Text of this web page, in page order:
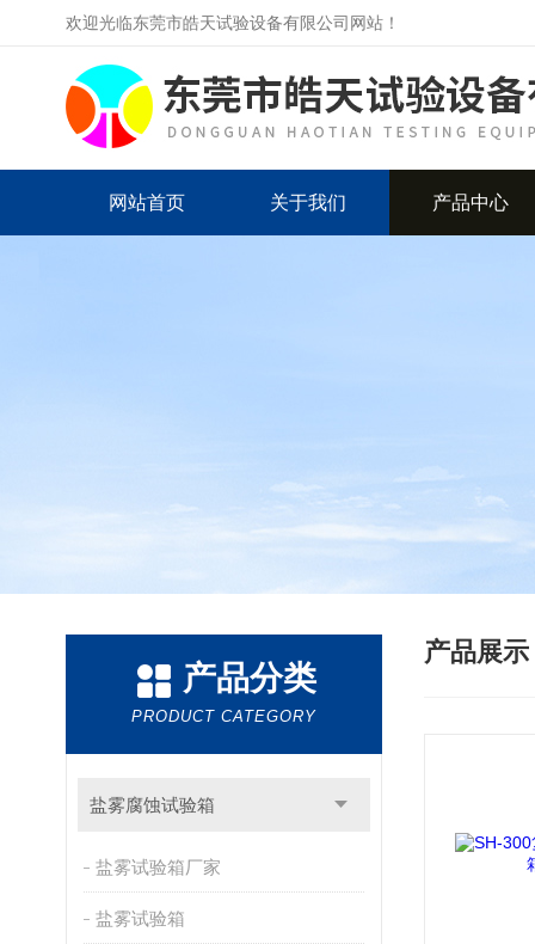
欢迎光临东莞市皓天试验设备有限公司网站！
网站首页 关于我们 产品中心
产品分类
PRODUCT CATEGORY
盐雾腐蚀试验箱
盐雾试验箱厂家
盐雾试验箱
产品展示